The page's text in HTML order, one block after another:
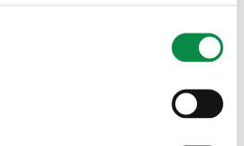
12 - O Milladoiro